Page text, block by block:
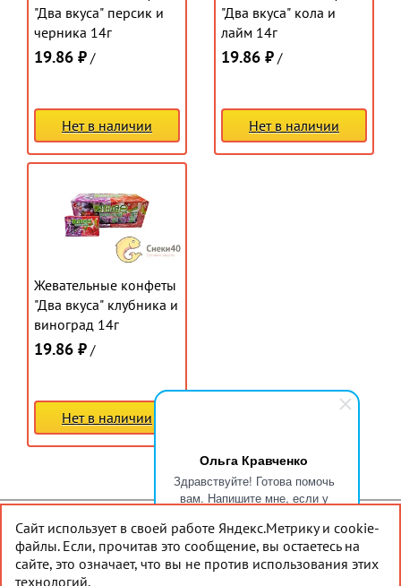
Ольга Кравченко
Здравствуйте! Готова помочь
вам. Напишите мне, если у
"Два вкуса" персик и
черника 14г
19.86 ₽ /
Нет в наличии
"Два вкуса" кола и
лайм 14г
19.86 ₽ /
Нет в наличии
Жевательные конфеты
"Два вкуса" клубника и
виноград 14г
19.86 ₽ /
Нет в наличии
© 2026 Снеки40
Создание сайта — АйТи-Эскорт
Наверх
Сайт использует в своей работе Яндекс.Метрику и cookie-
файлы. Если, прочитав это сообщение, вы остаетесь на
сайте, это означает, что вы не против использования этих
технологий.